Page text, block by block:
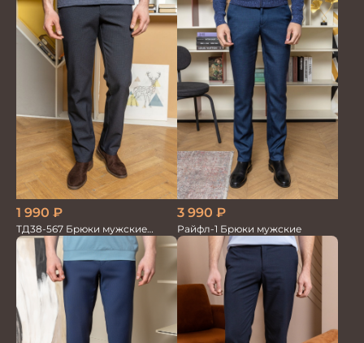
1 990 ₽
ТД38-567 Брюки мужские
трикотажные
3 990 ₽
Райфл-1 Брюки мужские